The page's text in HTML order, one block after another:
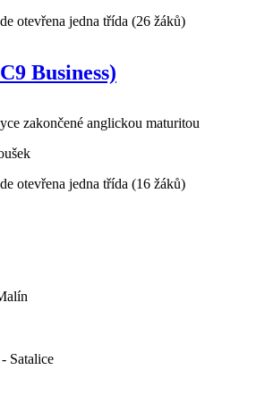
otevřena jedna třída (26 žáků)
Business)
zakončené anglickou maturitou
otevřena jedna třída (16 žáků)
Satalice